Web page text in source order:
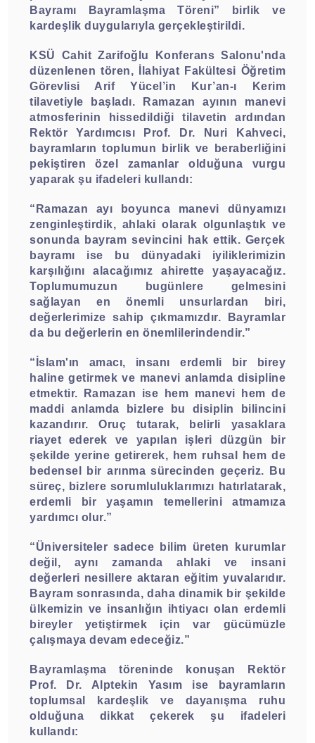
Bayramı Bayramlaşma Töreni” birlik ve
kardeşlik duygularıyla gerçekleştirildi.
KSÜ Cahit Zarifoğlu Konferans Salonu'nda
düzenlenen tören, İlahiyat Fakültesi Öğretim
Görevlisi Arif Yücel’in Kur’an-ı Kerim
tilavetiyle başladı. Ramazan ayının manevi
atmosferinin hissedildiği tilavetin ardından
Rektör Yardımcısı Prof. Dr. Nuri Kahveci,
bayramların toplumun birlik ve beraberliğini
pekiştiren özel zamanlar olduğuna vurgu
yaparak şu ifadeleri kullandı:
“Ramazan ayı boyunca manevi dünyamızı
zenginleştirdik, ahlaki olarak olgunlaştık ve
sonunda bayram sevincini hak ettik. Gerçek
bayramı ise bu dünyadaki iyiliklerimizin
karşılığını alacağımız ahirette yaşayacağız.
Toplumumuzun bugünlere gelmesini
sağlayan en önemli unsurlardan biri,
değerlerimize sahip çıkmamızdır. Bayramlar
da bu değerlerin en önemlilerindendir.”
“İslam'ın amacı, insanı erdemli bir birey
haline getirmek ve manevi anlamda disipline
etmektir. Ramazan ise hem manevi hem de
maddi anlamda bizlere bu disiplin bilincini
kazandırır. Oruç tutarak, belirli yasaklara
riayet ederek ve yapılan işleri düzgün bir
şekilde yerine getirerek, hem ruhsal hem de
bedensel bir arınma sürecinden geçeriz. Bu
süreç, bizlere sorumluluklarımızı hatırlatarak,
erdemli bir yaşamın temellerini atmamıza
yardımcı olur.”
“Üniversiteler sadece bilim üreten kurumlar
değil, aynı zamanda ahlaki ve insani
değerleri nesillere aktaran eğitim yuvalarıdır.
Bayram sonrasında, daha dinamik bir şekilde
ülkemizin ve insanlığın ihtiyacı olan erdemli
bireyler yetiştirmek için var gücümüzle
çalışmaya devam edeceğiz.”
Bayramlaşma töreninde konuşan Rektör
Prof. Dr. Alptekin Yasım ise bayramların
toplumsal kardeşlik ve dayanışma ruhu
olduğuna dikkat çekerek şu ifadeleri
kullandı: